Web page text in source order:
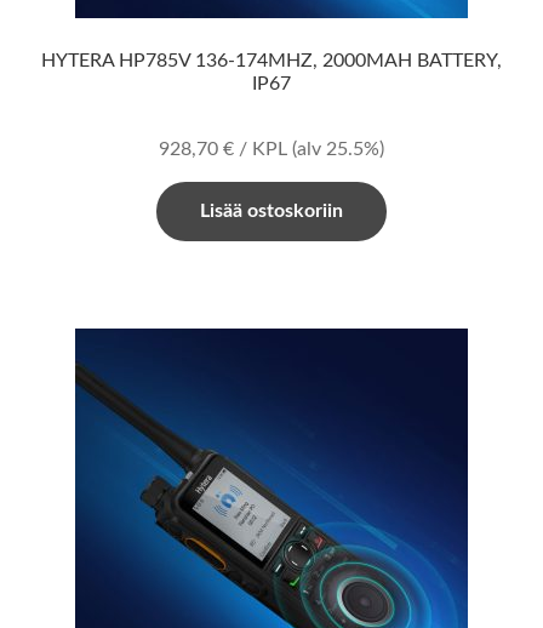
HYTERA HP785V 136-174MHZ, 2000MAH BATTERY,
IP67
928,70 € / KPL (alv 25.5%)
Lisää ostoskoriin